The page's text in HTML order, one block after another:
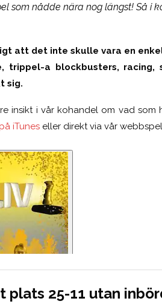
som nådde nära nog längst! Så i
att det inte skulle vara en
trippel-a blockbusters, racing,
sig.
insikt i vår kohandel om vad som
iTunes eller direkt via vår
plats 25-11 utan